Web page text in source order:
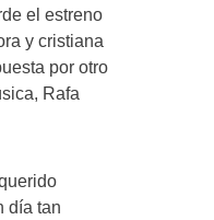
el estreno
y cristiana
por otro
Rafa
día tan